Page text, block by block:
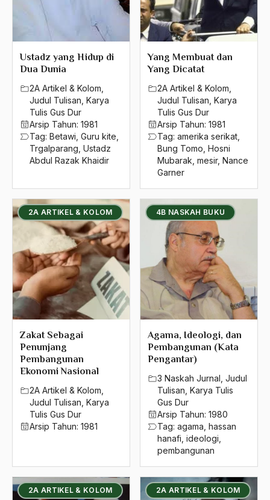
Ustadz yang Hidup di
Dua Dunia
2A Artikel & Kolom
Judul Tulisan Karya
Tulis Gus Dur
Arsip Tahun: 1981
Tag: Betawi Guru kite
Trgalparang Ustadz
Abdul Razak Khaidir
Yang Membuat dan
Yang Dicatat
2A Artikel & Kolom
Judul Tulisan Karya
Tulis Gus Dur
Arsip Tahun: 1981
Tag: amerika serikat
Bung Tomo Hosni
Mubarak mesir, Nance
Garner
2A ARTIKEL & KOLOM
Zakat Sebagai
Penunjang
Pembangunan
Ekonomi Nasional
2A Artikel & Kolom
Judul Tulisan Karya
Tulis Gus Dur
Arsip Tahun: 1981
4B NASKAH BUKU
Agama, Ideologi, dan
Pembangunan (Kata
Pengantar)
3 Naskah Jurnal Judul
Tulisan Karya Tulis
Gus Dur
Arsip Tahun: 1980
Tag: agama hassan
hanafi ideologi
pembangunan
2A ARTIKEL & KOLOM 2A ARTIKEL & KOLOM
1976
1975
1974
1973
1972